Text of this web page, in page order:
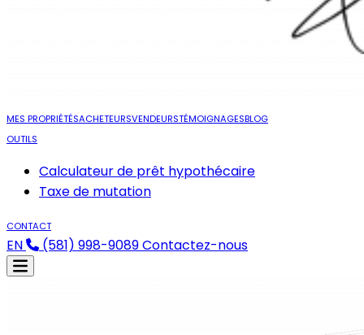
MES PROPRIÉTÉSACHETEURSVENDEURSTÉMOIGNAGESBLOG
OUTILS
Calculateur de prêt hypothécaire
Taxe de mutation
CONTACT
EN (581) 998-9089Contactez-nous